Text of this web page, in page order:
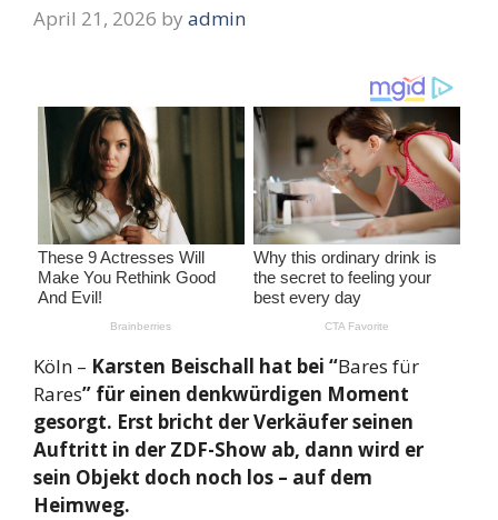
April 21, 2026 by admin
Köln – Karsten Beischall hat bei “Bares für
Rares” für einen denkwürdigen Moment
gesorgt. Erst bricht der Verkäufer seinen
Auftritt in der ZDF-Show ab, dann wird er
sein Objekt doch noch los – auf dem
Heimweg.